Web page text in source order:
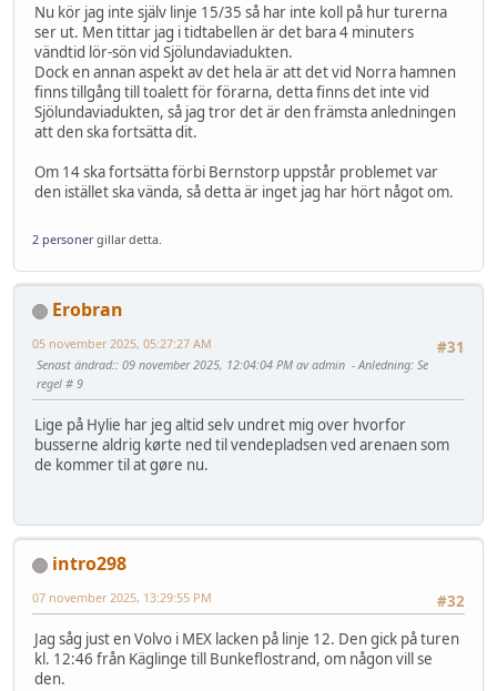
Nu kör jag inte själv linje 15/35 så har inte koll på hur turerna
ser ut. Men tittar jag i tidtabellen är det bara 4 minuters
vändtid lör-sön vid Sjölundaviadukten.
Dock en annan aspekt av det hela är att det vid Norra hamnen
finns tillgång till toalett för förarna, detta finns det inte vid
Sjölundaviadukten, så jag tror det är den främsta anledningen
att den ska fortsätta dit.
Om 14 ska fortsätta förbi Bernstorp uppstår problemet var
den istället ska vända, så detta är inget jag har hört något om.
2 personergillar detta.
Erobran
#31
05 november 2025, 05:27:27 AM
Senast ändrad:: 09 november 2025, 12:04:04 PM av admin Anledning: Se
regel # 9
Lige på Hylie har jeg altid selv undret mig over hvorfor
busserne aldrig kørte ned til vendepladsen ved arenaen som
de kommer til at gøre nu.
intro298
#32
07 november 2025, 13:29:55 PM
Jag såg just en Volvo i MEX lacken på linje 12. Den gick på turen
kl. 12:46 från Käglinge till Bunkeflostrand, om någon vill se
den.